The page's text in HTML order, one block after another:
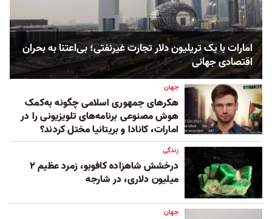
امارات با یک تریلیون دلار تجارت غیرنفتی؛ بی‌اعتنا به بحران
اقتصادی جهانی
جهان
هکرهای جمهوری اسلامی چگونه به‌کمک
هوش ‏مصنوعی برنامه‌های تلویزیونی را در
امارات، کانادا و بریتانیا مختل کردند؟
زندگی
درخشش شاهزاده کافوبو، زمرد عظیم ۲
میلیون دلاری، در شارجه
جهان